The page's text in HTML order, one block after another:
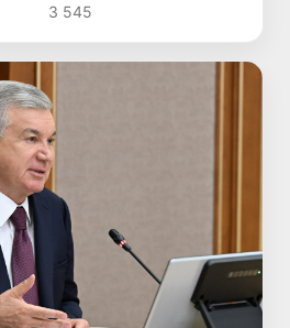
3 545